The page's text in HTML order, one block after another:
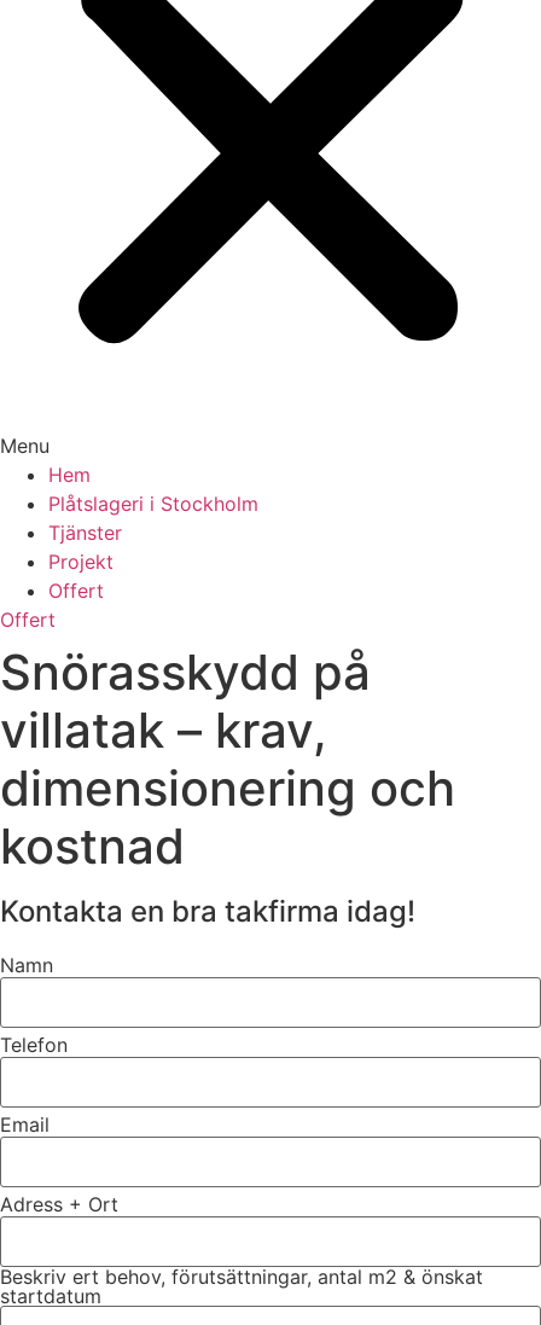
Menu
Hem
Plåtslageri i Stockholm
Tjänster
Projekt
Offert
Offert
Snörasskydd på
villatak – krav,
dimensionering och
kostnad
Kontakta en bra takfirma idag!
Namn
Telefon
Email
Adress + Ort
Beskriv ert behov, förutsättningar, antal m2 & önskat
startdatum